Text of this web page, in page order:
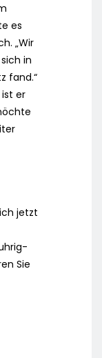
es
„Wir
in
fand.“
ist er
jetzt
Sie